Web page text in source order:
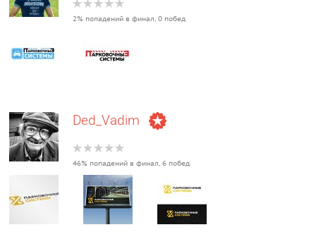
2% попадений в финал, 0 побед
Ded_Vadim
46% попадений в финал, 6 побед